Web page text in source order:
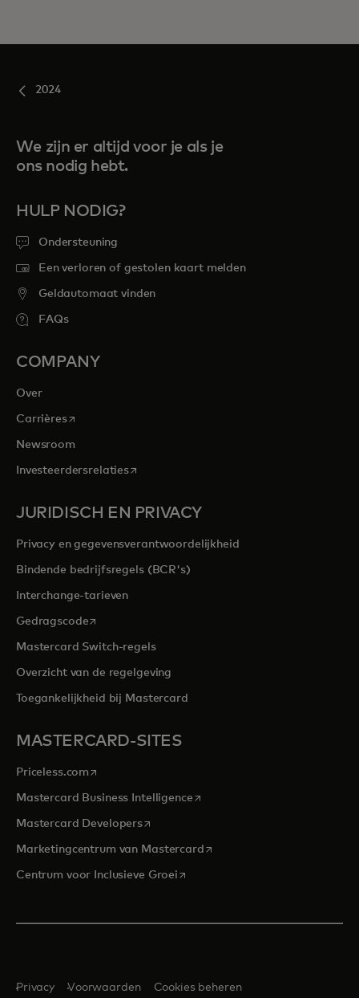
2024
We zijn er altijd voor je als je
ons nodig hebt.
HULP NODIG?
Ondersteuning
Een verloren of gestolen kaart melden
Geldautomaat vinden
FAQs
COMPANY
Over
Carrièresopens in a new tab
Newsroom
Investeerdersrelatiesopens in a new tab
JURIDISCH EN PRIVACY
Privacy en gegevensverantwoordelijkheid
Bindende bedrijfsregels (BCR's)
Interchange-tarieven
Gedragscodeopens in a new tab
Mastercard Switch-regels
Overzicht van de regelgeving
Toegankelijkheid bij Mastercard
MASTERCARD-SITES
Priceless.com opens in a new tab
Mastercard Business Intelligenceopens in a new tab
Mastercard Developersopens in a new tab
Marketingcentrum van Mastercardopens in a new tab
Centrum voor Inclusieve Groeiopens in a new tab
Privacy Voorwaarden Cookies beheren